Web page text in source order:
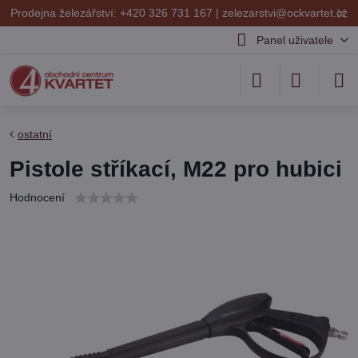
✕
Prodejna železářství: +420 326 731 167 | zelezarstvi@ockvartet.cz
Panel uživatele
ostatní
Pistole stříkací, M22 pro hubici
Hodnocení